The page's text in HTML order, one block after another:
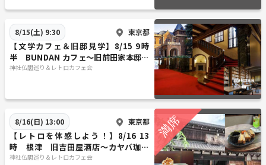
8/15(土) 9:30 東京都
【文学カフェ＆旧邸見学】8/15 9時
半 BUNDAN カフェ～旧前田家本邸！
【常連者参加費還元！】
神社仏閣巡り＆レトロカフェ会
8/16(日) 13:00 東京都
【レトロを体感しよう！】8/16 13
時 根津 旧吉田屋酒店～カヤバ珈琲
店【常連の方参加費還元】
神社仏閣巡り＆レトロカフェ会